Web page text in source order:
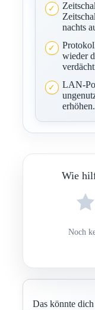
nachts
wieder
LAN-
erhöhen.
Wie
Noch
Das könnte